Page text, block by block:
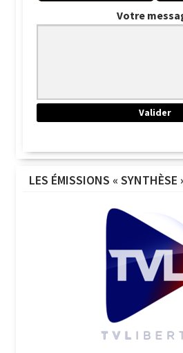
Votre
LES ÉMISSIONS « SYNTHÈSE